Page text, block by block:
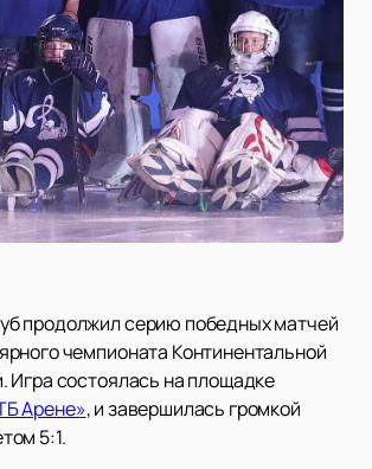
продолжил серию победных матчей
чемпионата Континентальной
Игра состоялась на площадке
Арене», и завершилась громкой
5:1.